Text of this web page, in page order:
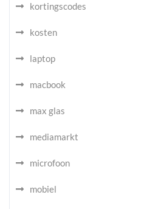
kortingscodes
kosten
laptop
macbook
max glas
mediamarkt
microfoon
mobiel